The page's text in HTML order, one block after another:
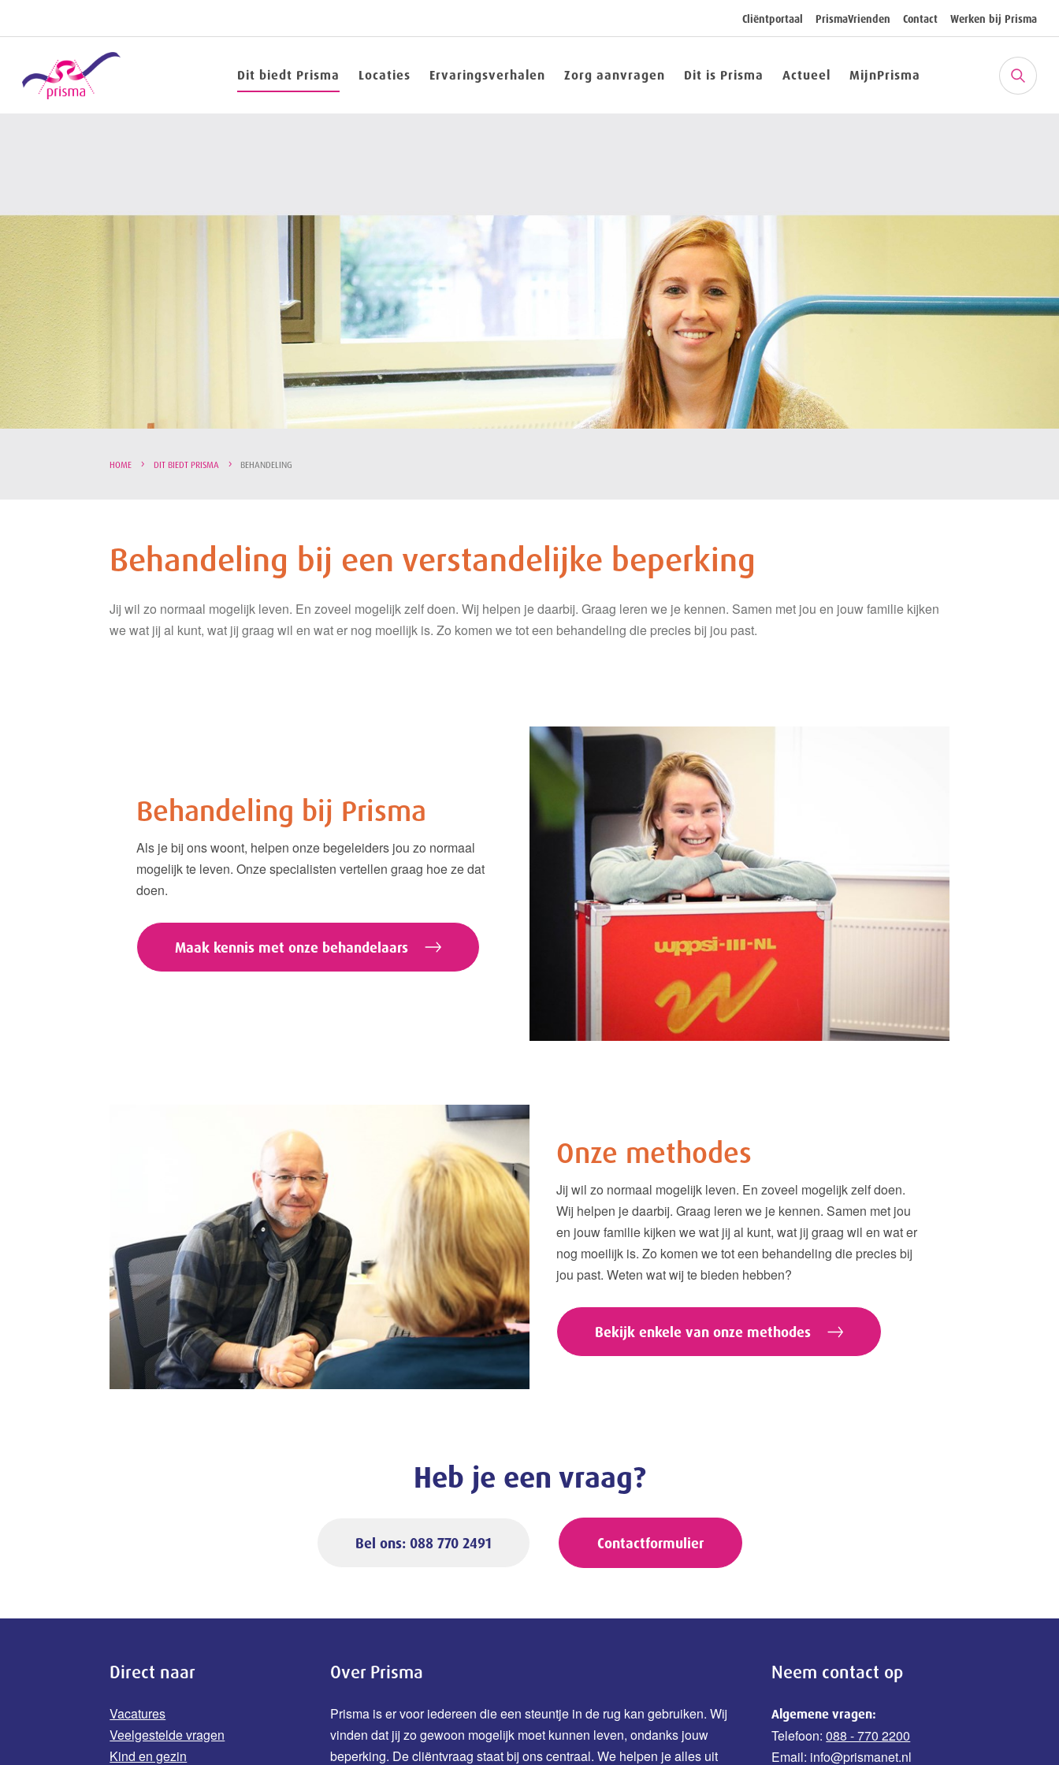
Cliëntportaal PrismaVrienden Contact Werken bij Prisma
Dit biedt Prisma Locaties Ervaringsverhalen Zorg aanvragen Dit is Prisma Actueel MijnPrisma
HOME DIT BIEDT PRISMA BEHANDELING
Behandeling bij een verstandelijke beperking
Jij wil zo normaal mogelijk leven. En zoveel mogelijk zelf doen. Wij helpen je daarbij. Graag leren we je kennen. Samen met jou en jouw familie kijken
we wat jij al kunt, wat jij graag wil en wat er nog moeilijk is. Zo komen we tot een behandeling die precies bij jou past.
Behandeling bij Prisma
Als je bij ons woont, helpen onze begeleiders jou zo normaal
mogelijk te leven. Onze specialisten vertellen graag hoe ze dat
doen.
Maak kennis met onze behandelaars
Onze methodes
Jij wil zo normaal mogelijk leven. En zoveel mogelijk zelf doen.
Wij helpen je daarbij. Graag leren we je kennen. Samen met jou
en jouw familie kijken we wat jij al kunt, wat jij graag wil en wat er
nog moeilijk is. Zo komen we tot een behandeling die precies bij
jou past. Weten wat wij te bieden hebben?
Bekijk enkele van onze methodes
Heb je een vraag?
Bel ons: 088 770 2491 Contactformulier
Direct naar
Vacatures
Veelgestelde vragen
Kind en gezin
Over Prisma
Prisma is er voor iedereen die een steuntje in de rug kan gebruiken. Wij
vinden dat jij zo gewoon mogelijk moet kunnen leven, ondanks jouw
beperking. De cliëntvraag staat bij ons centraal. We helpen je alles uit
Neem contact op
Algemene vragen:
Telefoon:088 - 770 2200
Email: info@prismanet.nl